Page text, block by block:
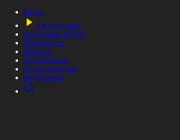
Басты
Тікелей эфир
Бағдарлама кестесі
Жаңалықтар
Жобалар
Телехикаялар
Мультсериалдар
Видеоархив